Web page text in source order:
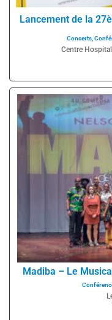
Lancement de la
Concerts,
Centre
Madiba – Le